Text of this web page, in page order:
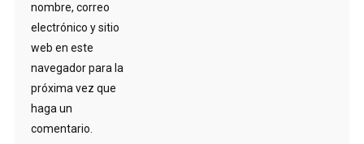
nombre, correo
electrónico y sitio
web en este
navegador para la
próxima vez que
haga un
comentario.